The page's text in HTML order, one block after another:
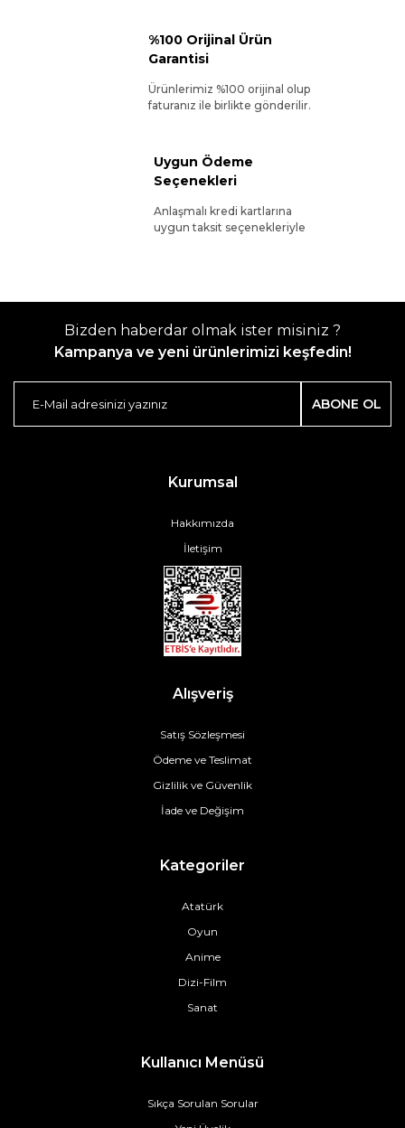
%100 Orijinal Ürün
Garantisi
Ürünlerimiz %100 orijinal olup
faturanız ile birlikte gönderilir.
Uygun Ödeme
Seçenekleri
Anlaşmalı kredi kartlarına
uygun taksit seçenekleriyle
Bizden haberdar olmak ister misiniz ?
Kampanya ve yeni ürünlerimizi keşfedin!
ABONE OL
Kurumsal
Hakkımızda
İletişim
Alışveriş
Satış Sözleşmesi
Ödeme ve Teslimat
Gizlilik ve Güvenlik
İade ve Değişim
Kategoriler
Atatürk
Oyun
Anime
Dizi-Film
Sanat
Kullanıcı Menüsü
Sıkça Sorulan Sorular